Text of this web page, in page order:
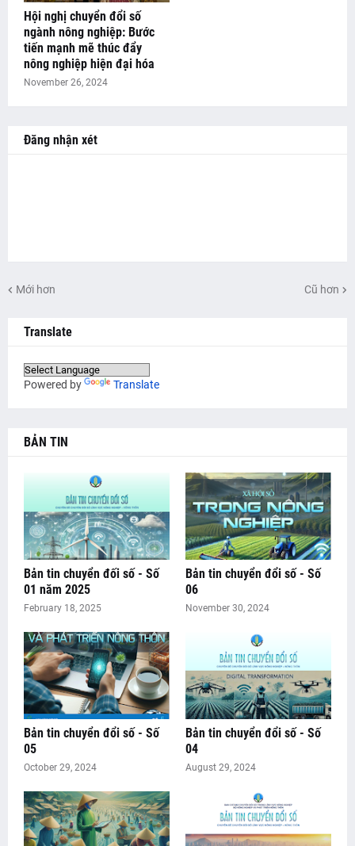
Hội nghị chuyển đổi số
ngành nông nghiệp: Bước
tiến mạnh mẽ thúc đẩy
nông nghiệp hiện đại hóa
November 26, 2024
Đăng nhận xét
Mới hơn Cũ hơn
Translate
Powered by Translate
BẢN TIN
Bản tin chuyển đối số - Số
01 năm 2025
February 18, 2025
Bản tin chuyển đổi số - Số
06
November 30, 2024
Bản tin chuyển đổi số - Số
05
October 29, 2024
Bản tin chuyển đổi số - Số
04
August 29, 2024